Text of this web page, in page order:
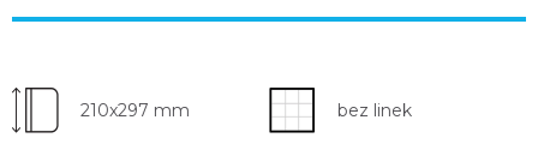
210x297 mm bez linek